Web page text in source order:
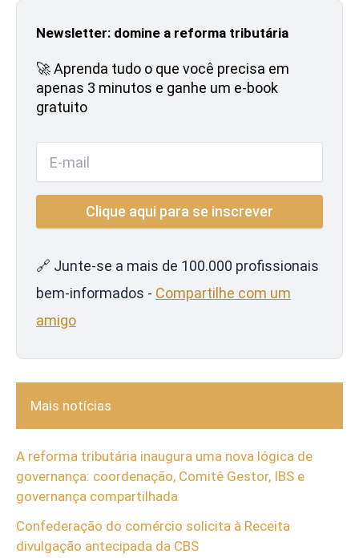
Newsletter: domine a reforma tributária
🚀 Aprenda tudo o que você precisa em
apenas 3 minutos e ganhe um e-book
gratuito
🔗 Junte-se a mais de 100.000 profissionais
bem-informados - Compartilhe com um
amigo
Mais notícias
A reforma tributária inaugura uma nova lógica de
governança: coordenação, Comitê Gestor, IBS e
governança compartilhada
Confederação do comércio solicita à Receita
divulgação antecipada da CBS